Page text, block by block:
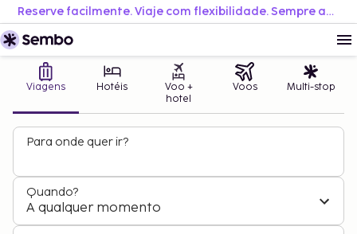
Reserve facilmente. Viaje com flexibilidade. Sempre ao melhor preço.
Viagens Hotéis
Voo +
hotel
Voos Multi-stop
Para onde quer ir?
Quando?
A qualquer momento